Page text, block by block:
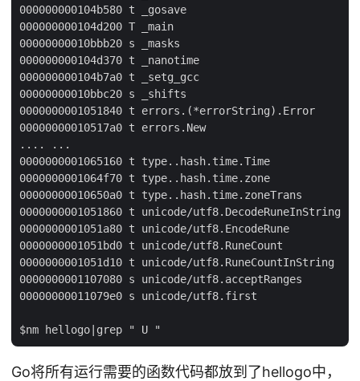
000000000104b580 t _gosave
000000000104d200 T _main
00000000010bbb20 s _masks
000000000104d370 t _nanotime
000000000104b7a0 t _setg_gcc
00000000010bbc20 s _shifts
0000000001051840 t errors.(*errorString).Error
00000000010517a0 t errors.New
.... ...
0000000001065160 t type..hash.time.Time
0000000001064f70 t type..hash.time.zone
00000000010650a0 t type..hash.time.zoneTrans
0000000001051860 t unicode/utf8.DecodeRuneInString
0000000001051a80 t unicode/utf8.EncodeRune
0000000001051bd0 t unicode/utf8.RuneCount
0000000001051d10 t unicode/utf8.RuneCountInString
0000000001107080 s unicode/utf8.acceptRanges
00000000011079e0 s unicode/utf8.first
Go将所有运行需要的函数代码都放到了hellogo中，